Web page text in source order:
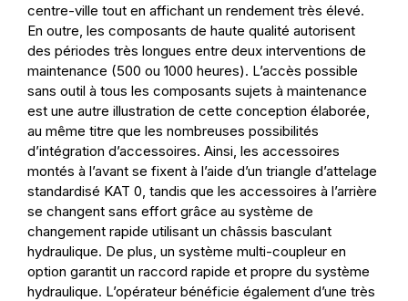
centre-ville tout en affichant un rendement très élevé.
En outre, les composants de haute qualité autorisent
des périodes très longues entre deux interventions de
maintenance (500 ou 1000 heures). L’accès possible
sans outil à tous les composants sujets à maintenance
est une autre illustration de cette conception élaborée,
au même titre que les nombreuses possibilités
d’intégration d’accessoires. Ainsi, les accessoires
montés à l’avant se fixent à l’aide d’un triangle d’attelage
standardisé KAT 0, tandis que les accessoires à l’arrière
se changent sans effort grâce au système de
changement rapide utilisant un châssis basculant
hydraulique. De plus, un système multi-coupleur en
option garantit un raccord rapide et propre du système
hydraulique. L’opérateur bénéficie également d’une très